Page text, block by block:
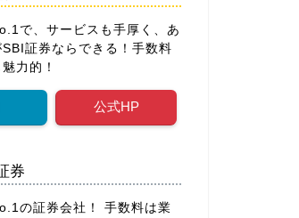
で、サービスも手厚く、あ
SBI証券ならできる！手数料
力的！
公式HP
券
の証券会社！ 手数料は業